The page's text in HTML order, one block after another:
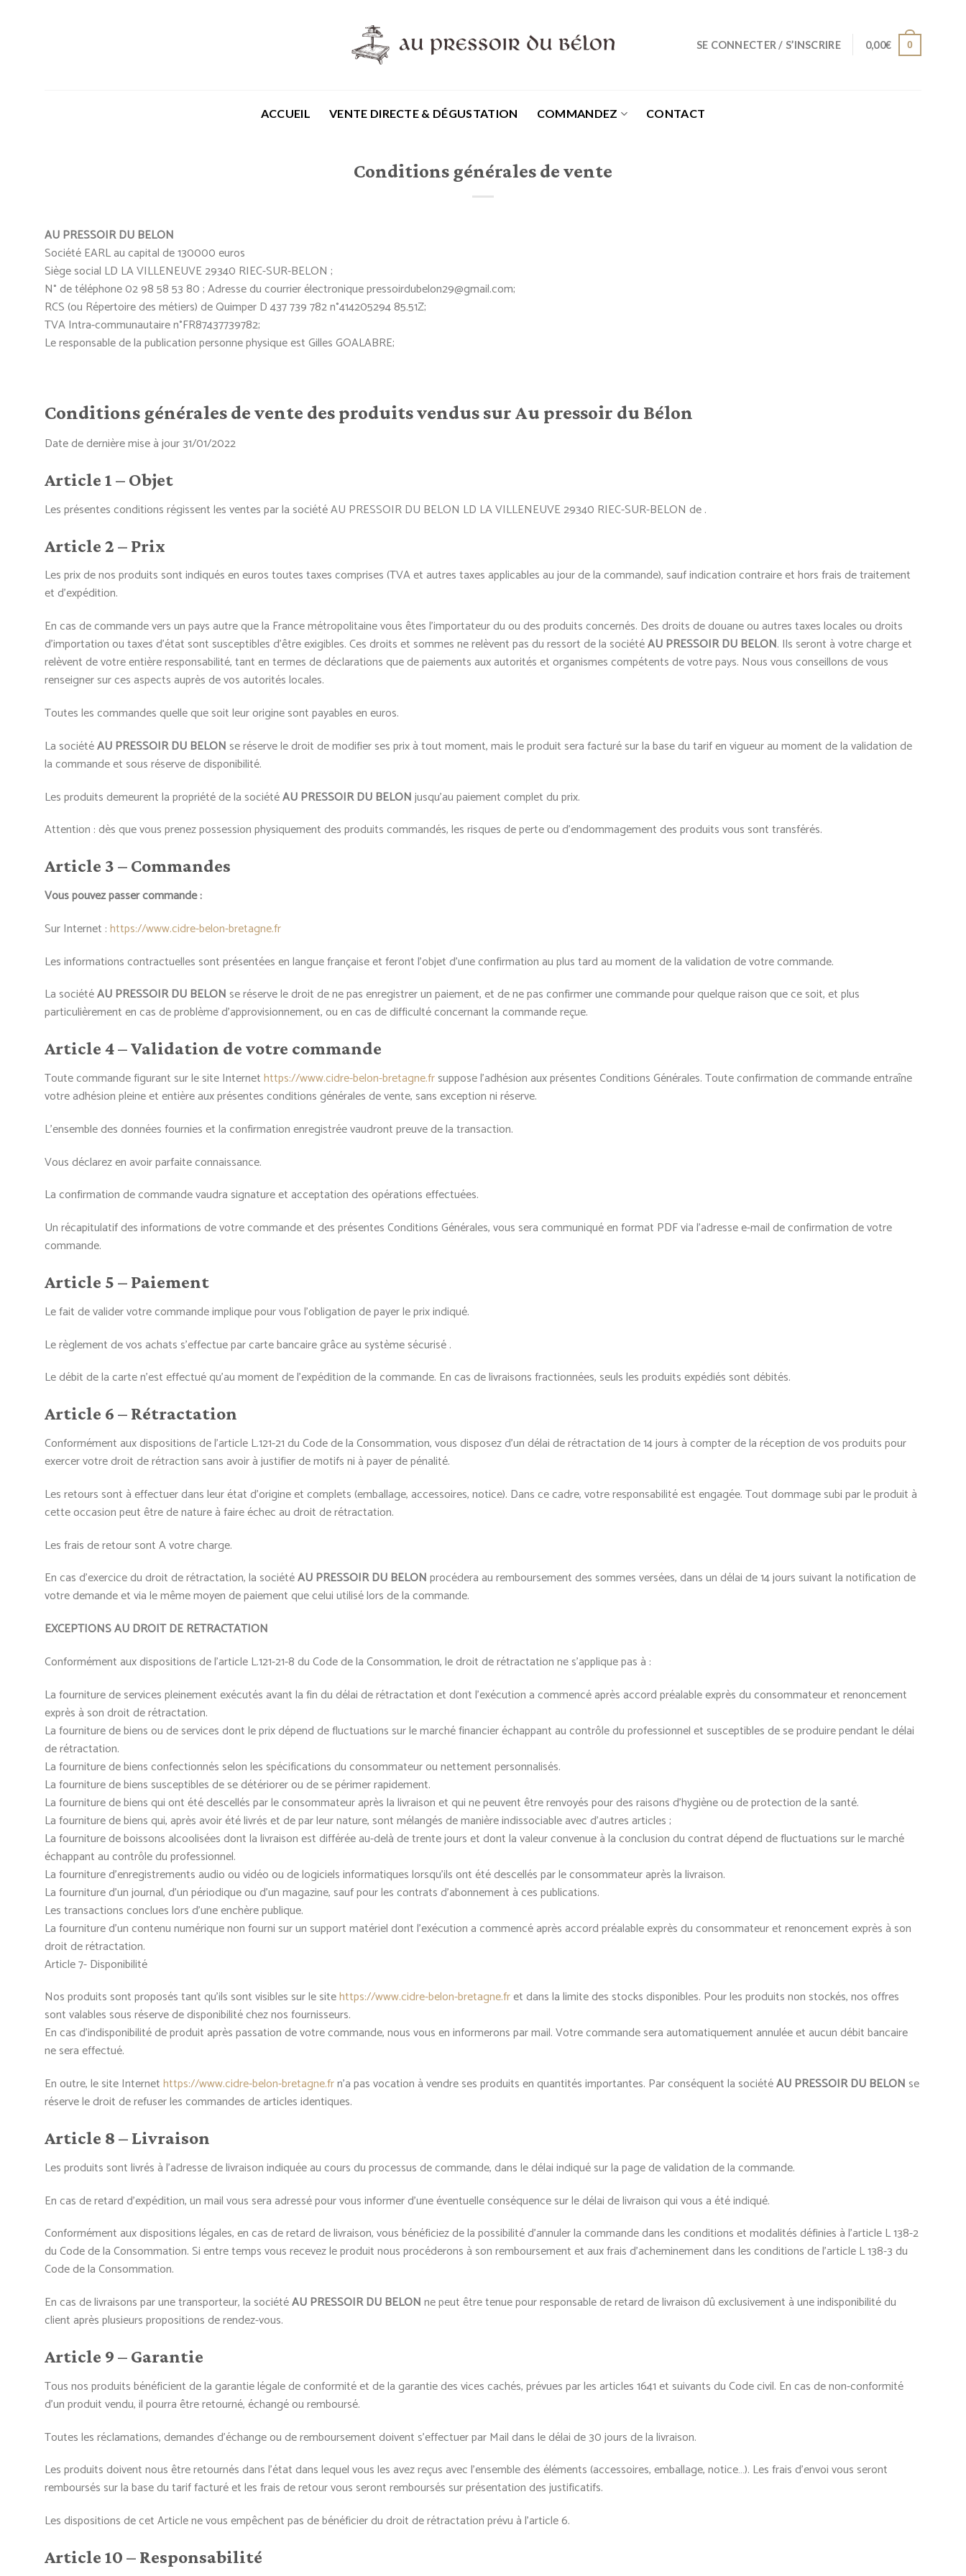
SE CONNECTER / S’INSCRIRE 0,00€ 0
ACCUEIL VENTE DIRECTE & DÉGUSTATION COMMANDEZ CONTACT
Conditions générales de vente
AU PRESSOIR DU BELON
Société EARL au capital de 130000 euros
Siège social LD LA VILLENEUVE 29340 RIEC-SUR-BELON ;
N° de téléphone 02 98 58 53 80 ; Adresse du courrier électronique pressoirdubelon29@gmail.com;
RCS (ou Répertoire des métiers) de Quimper D 437 739 782 n°414205294 85.51Z;
TVA Intra-communautaire n°FR87437739782;
Le responsable de la publication personne physique est Gilles GOALABRE;
Conditions générales de vente des produits vendus sur Au pressoir du Bélon
Date de dernière mise à jour 31/01/2022
Article 1 – Objet
Les présentes conditions régissent les ventes par la société AU PRESSOIR DU BELON LD LA VILLENEUVE 29340 RIEC-SUR-BELON de .
Article 2 – Prix
Les prix de nos produits sont indiqués en euros toutes taxes comprises (TVA et autres taxes applicables au jour de la commande), sauf indication contraire et hors frais de traitement
et d’expédition.
En cas de commande vers un pays autre que la France métropolitaine vous êtes l’importateur du ou des produits concernés. Des droits de douane ou autres taxes locales ou droits
d’importation ou taxes d’état sont susceptibles d’être exigibles. Ces droits et sommes ne relèvent pas du ressort de la sociétéAU PRESSOIR DU BELON. Ils seront à votre charge et
relèvent de votre entière responsabilité, tant en termes de déclarations que de paiements aux autorités et organismes compétents de votre pays. Nous vous conseillons de vous
renseigner sur ces aspects auprès de vos autorités locales.
Toutes les commandes quelle que soit leur origine sont payables en euros.
La sociétéAU PRESSOIR DU BELON se réserve le droit de modifier ses prix à tout moment, mais le produit sera facturé sur la base du tarif en vigueur au moment de la validation de
la commande et sous réserve de disponibilité.
Les produits demeurent la propriété de la sociétéAU PRESSOIR DU BELONjusqu’au paiement complet du prix.
Attention : dès que vous prenez possession physiquement des produits commandés, les risques de perte ou d’endommagement des produits vous sont transférés.
Article 3 – Commandes
Vous pouvez passer commande :
Sur Internet :https://www.cidre-belon-bretagne.fr
Les informations contractuelles sont présentées en langue française et feront l’objet d’une confirmation au plus tard au moment de la validation de votre commande.
La sociétéAU PRESSOIR DU BELON se réserve le droit de ne pas enregistrer un paiement, et de ne pas confirmer une commande pour quelque raison que ce soit, et plus
particulièrement en cas de problème d’approvisionnement, ou en cas de difficulté concernant la commande reçue.
Article 4 – Validation de votre commande
Toute commande figurant sur le site Internethttps://www.cidre-belon-bretagne.frsuppose l’adhésion aux présentes Conditions Générales. Toute confirmation de commande entraîne
votre adhésion pleine et entière aux présentes conditions générales de vente, sans exception ni réserve.
L’ensemble des données fournies et la confirmation enregistrée vaudront preuve de la transaction.
Vous déclarez en avoir parfaite connaissance.
La confirmation de commande vaudra signature et acceptation des opérations effectuées.
Un récapitulatif des informations de votre commande et des présentes Conditions Générales, vous sera communiqué en format PDF via l’adresse e-mail de confirmation de votre
commande.
Article 5 – Paiement
Le fait de valider votre commande implique pour vous l’obligation de payer le prix indiqué.
Le règlement de vos achats s’effectue par carte bancaire grâce au système sécurisé .
Le débit de la carte n’est effectué qu’au moment de l’expédition de la commande. En cas de livraisons fractionnées, seuls les produits expédiés sont débités.
Article 6 – Rétractation
Conformément aux dispositions de l’article L.121-21 du Code de la Consommation, vous disposez d’un délai de rétractation de 14 jours à compter de la réception de vos produits pour
exercer votre droit de rétraction sans avoir à justifier de motifs ni à payer de pénalité.
Les retours sont à effectuer dans leur état d’origine et complets (emballage, accessoires, notice). Dans ce cadre, votre responsabilité est engagée. Tout dommage subi par le produit à
cette occasion peut être de nature à faire échec au droit de rétractation.
Les frais de retour sont A votre charge.
En cas d’exercice du droit de rétractation, la sociétéAU PRESSOIR DU BELONprocédera au remboursement des sommes versées, dans un délai de 14 jours suivant la notification de
votre demande et via le même moyen de paiement que celui utilisé lors de la commande.
EXCEPTIONS AU DROIT DE RETRACTATION
Conformément aux dispositions de l’article L.121-21-8 du Code de la Consommation, le droit de rétractation ne s’applique pas à :
La fourniture de services pleinement exécutés avant la fin du délai de rétractation et dont l’exécution a commencé après accord préalable exprès du consommateur et renoncement
exprès à son droit de rétractation.
La fourniture de biens ou de services dont le prix dépend de fluctuations sur le marché financier échappant au contrôle du professionnel et susceptibles de se produire pendant le délai
de rétractation.
La fourniture de biens confectionnés selon les spécifications du consommateur ou nettement personnalisés.
La fourniture de biens susceptibles de se détériorer ou de se périmer rapidement.
La fourniture de biens qui ont été descellés par le consommateur après la livraison et qui ne peuvent être renvoyés pour des raisons d’hygiène ou de protection de la santé.
La fourniture de biens qui, après avoir été livrés et de par leur nature, sont mélangés de manière indissociable avec d’autres articles ;
La fourniture de boissons alcoolisées dont la livraison est différée au-delà de trente jours et dont la valeur convenue à la conclusion du contrat dépend de fluctuations sur le marché
échappant au contrôle du professionnel.
La fourniture d’enregistrements audio ou vidéo ou de logiciels informatiques lorsqu’ils ont été descellés par le consommateur après la livraison.
La fourniture d’un journal, d’un périodique ou d’un magazine, sauf pour les contrats d’abonnement à ces publications.
Les transactions conclues lors d’une enchère publique.
La fourniture d’un contenu numérique non fourni sur un support matériel dont l’exécution a commencé après accord préalable exprès du consommateur et renoncement exprès à son
droit de rétractation.
Article 7- Disponibilité
Nos produits sont proposés tant qu’ils sont visibles sur le sitehttps://www.cidre-belon-bretagne.fret dans la limite des stocks disponibles. Pour les produits non stockés, nos offres
sont valables sous réserve de disponibilité chez nos fournisseurs.
En cas d’indisponibilité de produit après passation de votre commande, nous vous en informerons par mail. Votre commande sera automatiquement annulée et aucun débit bancaire
ne sera effectué.
En outre, le site Internethttps://www.cidre-belon-bretagne.frn’a pas vocation à vendre ses produits en quantités importantes. Par conséquent la sociétéAU PRESSOIR DU BELON se
réserve le droit de refuser les commandes de articles identiques.
Article 8 – Livraison
Les produits sont livrés à l’adresse de livraison indiquée au cours du processus de commande, dans le délai indiqué sur la page de validation de la commande.
En cas de retard d’expédition, un mail vous sera adressé pour vous informer d’une éventuelle conséquence sur le délai de livraison qui vous a été indiqué.
Conformément aux dispositions légales, en cas de retard de livraison, vous bénéficiez de la possibilité d’annuler la commande dans les conditions et modalités définies à l’article L 138-2
du Code de la Consommation. Si entre temps vous recevez le produit nous procéderons à son remboursement et aux frais d’acheminement dans les conditions de l’article L 138-3 du
Code de la Consommation.
En cas de livraisons par une transporteur, la sociétéAU PRESSOIR DU BELONne peut être tenue pour responsable de retard de livraison dû exclusivement à une indisponibilité du
client après plusieurs propositions de rendez-vous.
Article 9 – Garantie
Tous nos produits bénéficient de la garantie légale de conformité et de la garantie des vices cachés, prévues par les articles 1641 et suivants du Code civil. En cas de non-conformité
d’un produit vendu, il pourra être retourné, échangé ou remboursé.
Toutes les réclamations, demandes d’échange ou de remboursement doivent s’effectuer par Mail dans le délai de 30 jours de la livraison.
Les produits doivent nous être retournés dans l’état dans lequel vous les avez reçus avec l’ensemble des éléments (accessoires, emballage, notice…). Les frais d’envoi vous seront
remboursés sur la base du tarif facturé et les frais de retour vous seront remboursés sur présentation des justificatifs.
Les dispositions de cet Article ne vous empêchent pas de bénéficier du droit de rétractation prévu à l’article 6.
Article 10 – Responsabilité